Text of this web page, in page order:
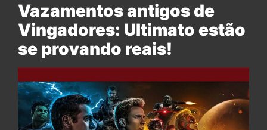
Vazamentos antigos de
Vingadores: Ultimato estão
se provando reais!